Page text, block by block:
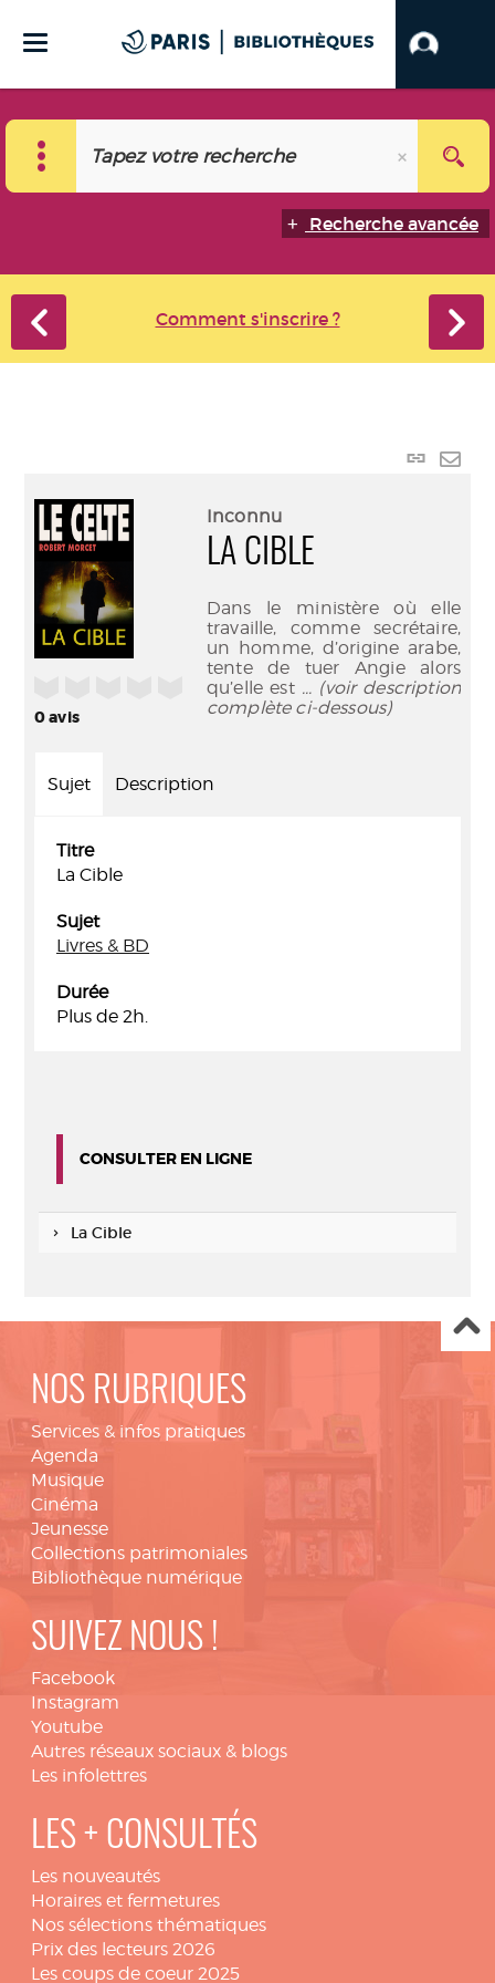
Recherche avancée
Comment s'inscrire ?
Lien
0avis
Inconnu
LA CIBLE
Dans le ministère où elle
travaille, comme secrétaire,
un homme, d’origine arabe,
tente de tuer Angie alors
qu’elle est ... (voir description
complète ci-dessous)
Sujet Description
Titre
La Cible
Sujet
Livres & BD
Durée
Plus de 2h.
CONSULTER EN LIGNE
La Cible
NOS RUBRIQUES
Services & infos pratiques
Agenda
Musique
Cinéma
Jeunesse
Collections patrimoniales
Bibliothèque numérique
SUIVEZ NOUS !
Facebook
Instagram
Youtube
Autres réseaux sociaux & blogs
Les infolettres
LES + CONSULTÉS
Les nouveautés
Horaires et fermetures
Nos sélections thématiques
Prix des lecteurs 2026
Les coups de coeur 2025